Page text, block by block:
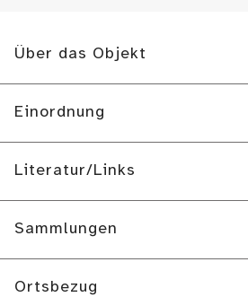
Über das Objekt
Einordnung
Literatur/Links
Sammlungen
Ortsbezug